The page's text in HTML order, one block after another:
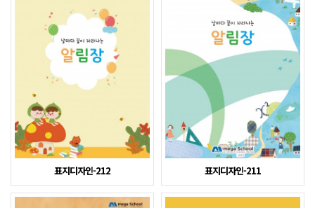
표지디자인-212 표지디자인-211